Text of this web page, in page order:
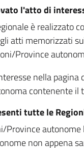
l'atto di
è realizzato
atti memorizzati
Province
nella
contenente il
tutte le
Province
non appena